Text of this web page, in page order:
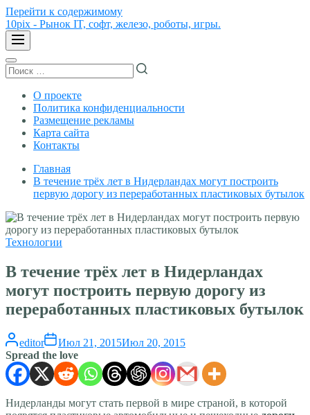
Перейти к содержимому
10pix - Рынок IT, софт, железо, роботы, игры.
О проекте
Политика конфиденциальности
Размещение рекламы
Карта сайта
Контакты
Главная
В течение трёх лет в Нидерландах могут построить
первую дорогу из переработанных пластиковых бутылок
Технологии
В течение трёх лет в Нидерландах
могут построить первую дорогу из
переработанных пластиковых бутылок
editor Июл 21, 2015Июл 20, 2015
Spread the love
Нидерланды могут стать первой в мире страной, в которой